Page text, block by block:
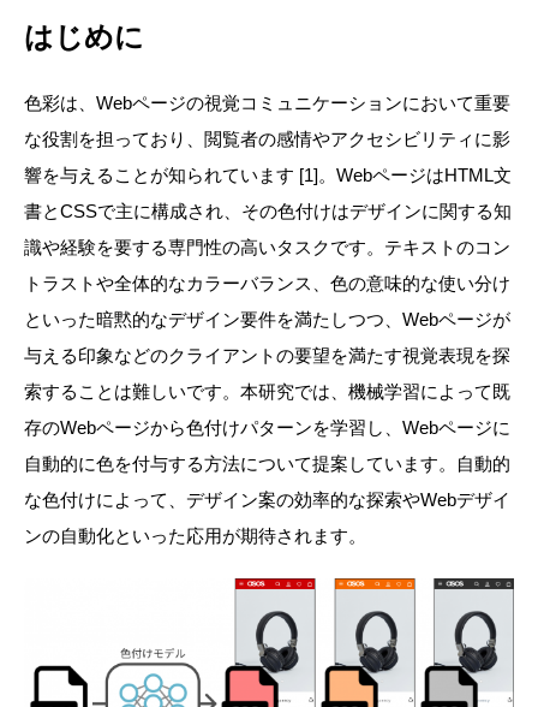
はじめに
色彩は、Webページの視覚コミュニケーションにおいて重要
な役割を担っており、閲覧者の感情やアクセシビリティに影
響を与えることが知られています [1]。WebページはHTML文
書とCSSで主に構成され、その色付けはデザインに関する知
識や経験を要する専門性の高いタスクです。テキストのコン
トラストや全体的なカラーバランス、色の意味的な使い分け
といった暗黙的なデザイン要件を満たしつつ、Webページが
与える印象などのクライアントの要望を満たす視覚表現を探
索することは難しいです。本研究では、機械学習によって既
存のWebページから色付けパターンを学習し、Webページに
自動的に色を付与する方法について提案しています。自動的
な色付けによって、デザイン案の効率的な探索やWebデザイ
ンの自動化といった応用が期待されます。